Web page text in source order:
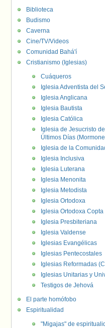
Biblioteca
Budismo
Caverna
Cine/TV/Videos
Comunidad Bahá'í
Cristianismo (Iglesias)
Cuáqueros
Iglesia Adventista del
Iglesia Anglicana
Iglesia Bautista
Iglesia Católica
Iglesia de Jesucristo
Últimos Días
Iglesia de la
Iglesia Inclusiva
Iglesia Luterana
Iglesia Menonita
Iglesia Metodista
Iglesia Ortodoxa
Iglesia Ortodoxa Copta
Iglesia Presbiteriana
Iglesia Valdense
Iglesias Evangélicas
Iglesias Pentecostales
Iglesias Reformadas
Iglesias Unitarias y
Testigos de Jehová
El parte homófobo
Espiritualidad
"Migajas" de